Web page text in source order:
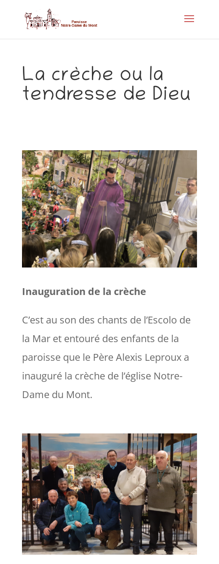
La crèche ou la
tendresse de Dieu
Inauguration de la crèche
C’est au son des chants de l’Escolo de
la Mar et entouré des enfants de la
paroisse que le Père Alexis Leproux a
inauguré la crèche de l’église Notre-
Dame du Mont.